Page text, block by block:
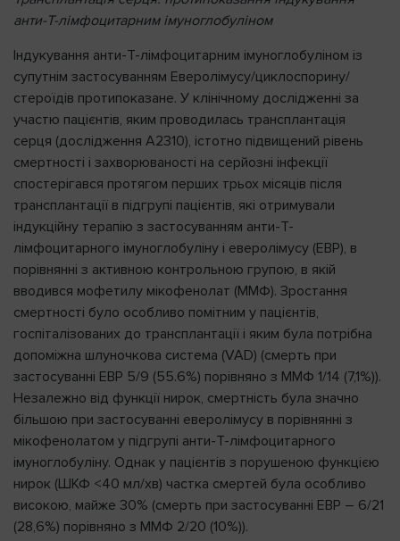
анти-Т-лімфоцитарним імуноглобуліном
Індукування анти-Т-лімфоцитарним імуноглобуліном із
супутнім застосуванням Еверолімусу/циклоспорину/
стероїдів протипоказане. У клінічному дослідженні за
участю пацієнтів, яким проводилась трансплантація
серця (дослідження A2310), істотно підвищений рівень
смертності і захворюваності на серйозні інфекції
спостерігався протягом перших трьох місяців після
трансплантації в підгрупі пацієнтів, які отримували
індукційну терапію з застосуванням анти-Т-
лімфоцитарного імуноглобуліну і еверолімусу (ЕВР), в
порівнянні з активною контрольною групою, в якій
вводився мофетилу мікофенолат (ММФ). Зростання
смертності було особливо помітним у пацієнтів,
госпіталізованих до трансплантації і яким була потрібна
допоміжна шлуночкова система (VAD) (смерть при
застосуванні ЕВР 5/9 (55.6%) порівняно з ММФ 1/14 (7,1%)).
Незалежно від функції нирок, смертність була значно
більшою при застосуванні еверолімусу в порівнянні з
мікофенолатом у підгрупі анти-Т-лімфоцитарного
імуноглобуліну. Однак у пацієнтів з порушеною функцією
нирок (ШКФ <40 мл/хв) частка смертей була особливо
високою, майже 30% (смерть при застосуванні ЕВР – 6/21
(28,6%) порівняно з ММФ 2/20 (10%)).